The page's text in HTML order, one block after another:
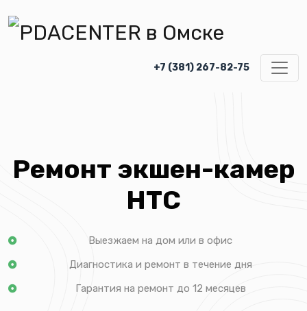
+7 (381) 267-82-75
Ремонт экшен-камер
HTC
Выезжаем на дом или в офис
Диагностика и ремонт в течение дня
Гарантия на ремонт до 12 месяцев